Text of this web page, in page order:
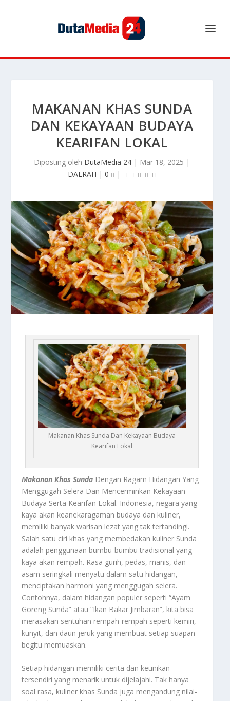
MAKANAN KHAS SUNDA
DAN KEKAYAAN BUDAYA
KEARIFAN LOKAL
Diposting oleh DutaMedia 24 | Mar 18, 2025 |
DAERAH | 0 |
Makanan Khas Sunda Dan Kekayaan Budaya
Kearifan Lokal
Makanan Khas Sunda Dengan Ragam Hidangan Yang
Menggugah Selera Dan Mencerminkan Kekayaan
Budaya Serta Kearifan Lokal. Indonesia, negara yang
kaya akan keanekaragaman budaya dan kuliner,
memiliki banyak warisan lezat yang tak tertandingi.
Salah satu ciri khas yang membedakan kuliner Sunda
adalah penggunaan bumbu-bumbu tradisional yang
kaya akan rempah. Rasa gurih, pedas, manis, dan
asam seringkali menyatu dalam satu hidangan,
menciptakan harmoni yang menggugah selera.
Contohnya, dalam hidangan populer seperti “Ayam
Goreng Sunda” atau “Ikan Bakar Jimbaran”, kita bisa
merasakan sentuhan rempah-rempah seperti kemiri,
kunyit, dan daun jeruk yang membuat setiap suapan
begitu memuaskan.
Setiap hidangan memiliki cerita dan keunikan
tersendiri yang menarik untuk dijelajahi. Tak hanya
soal rasa, kuliner khas Sunda juga mengandung nilai-